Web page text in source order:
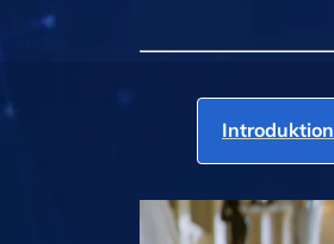
Introduktion